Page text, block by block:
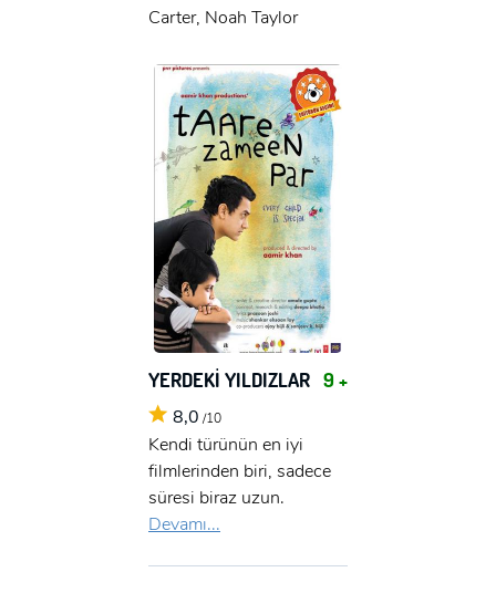
Carter, Noah Taylor
YERDEKİ YILDIZLAR 9 +
8,0 /10
Kendi türünün en iyi
filmlerinden biri, sadece
süresi biraz uzun.
Devamı...